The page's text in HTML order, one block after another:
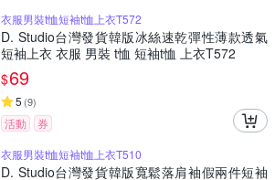
衣服男裝t恤短袖t恤上衣T572
D. Studio台灣發貨韓版冰絲速乾彈性薄款透氣
短袖上衣 衣服 男裝 t恤 短袖t恤 上衣T572
$69
5 (9)
活動
券
衣服男裝t恤短袖t恤上衣T510
D. Studio台灣發貨韓版寬鬆落肩袖假兩件短袖